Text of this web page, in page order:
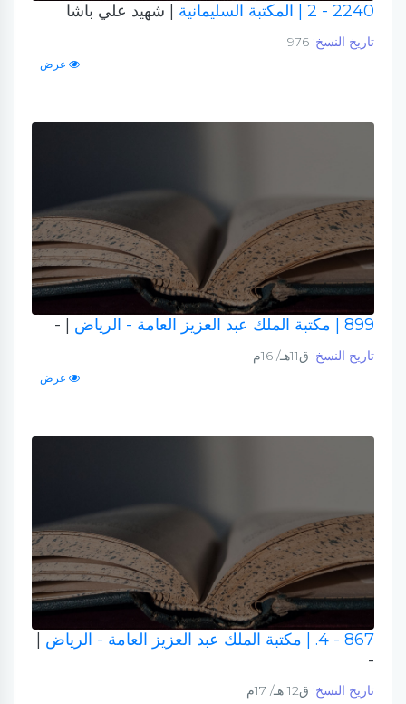
2240 - 2 | المكتبة السليمانية | شهيد علي باشا
تاريخ النسخ:
عرض
899 | مكتبة الملك عبد العزيز العامة - الرياض | -
تاريخ النسخ: ق11هـ/ 16م
عرض
867 - 4. | مكتبة الملك عبد العزيز العامة - الرياض
-
تاريخ النسخ: ق12 هـ/ 17م